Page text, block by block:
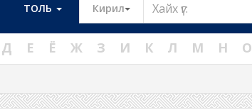
ТОЛЬ Кирил Toggle Dropdown
Д Е Ё Ж З И К Л М Н О